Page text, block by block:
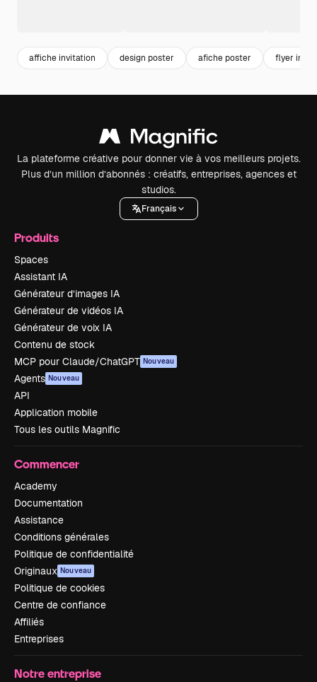
affiche invitation design poster afiche poster flyer
La plateforme créative pour donner vie à vos meilleurs projets.
Plus d’un million d’abonnés : créatifs, entreprises, agences et
studios.
Français
Produits
Spaces
Assistant IA
Générateur d’images IA
Générateur de vidéos IA
Générateur de voix IA
Contenu de stock
MCP pour Claude/ChatGPT Nouveau
Agents Nouveau
API
Application mobile
Tous les outils Magnific
Commencer
Academy
Documentation
Assistance
Conditions générales
Politique de confidentialité
Originaux Nouveau
Politique de cookies
Centre de confiance
Affiliés
Entreprises
Notre entreprise